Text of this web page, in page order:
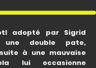
adopté par Sigrid
double pate,
à une mauvaise
lui occasionne